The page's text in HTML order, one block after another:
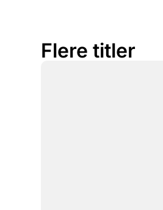
Flere titler